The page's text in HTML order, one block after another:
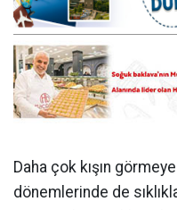
Daha çok kışın
dönemlerinde de